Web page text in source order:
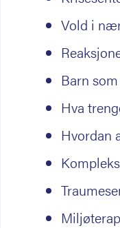
Vold i
Barn
Hva
Hvordan